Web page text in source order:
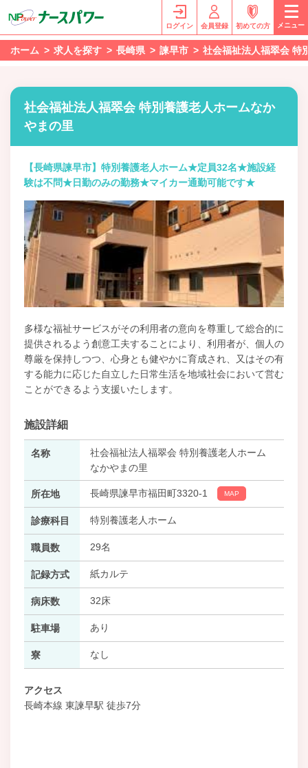
ログイン 会員登録 初めての方 メニュー
ホーム 求人を探す 長崎県 諫早市 社会福祉法人福翠会 特
社会福祉法人福翠会 特別養護老人ホームなか
やまの里
【長崎県諫早市】特別養護老人ホーム★定員32名★施設経
験は不問★日勤のみの勤務★マイカー通勤可能です★
多様な福祉サービスがその利用者の意向を尊重して総合的に
提供されるよう創意工夫することにより、利用者が、個人の
尊厳を保持しつつ、心身とも健やかに育成され、又はその有
する能力に応じた自立した日常生活を地域社会において営む
ことができるよう支援いたします。
施設詳細
名称
社会福祉法人福翠会 特別養護老人ホーム
なかやまの里
所在地 長崎県諫早市福田町3320-1 MAP
診療科目 特別養護老人ホーム
職員数 29名
記録方式 紙カルテ
病床数 32床
駐車場 あり
寮 なし
アクセス
長崎本線 東諫早駅 徒歩7分